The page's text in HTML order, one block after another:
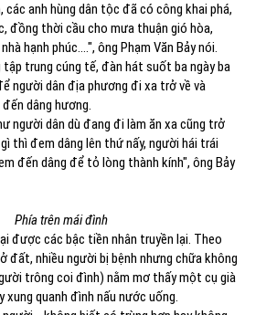
các anh hùng dân tộc đã có công khai phá,
đồng thời cầu cho mưa thuận gió hòa,
hạnh phúc….", ông Phạm Văn Bảy nói.
tập trung cúng tế, đàn hát suốt ba ngày ba
người dân địa phương đi xa trở về và
dâng hương.
người dân dù đang đi làm ăn xa cũng trở
thì đem dâng lên thứ nấy, người hái trái
đến dâng để tỏ lòng thành kính", ông Bảy
Phía trên mái đình
được các bậc tiền nhân truyền lại. Theo
đất, nhiều người bị bệnh nhưng chữa không
trông coi đình) nằm mơ thấy một cụ già
xung quanh đình nấu nước uống.